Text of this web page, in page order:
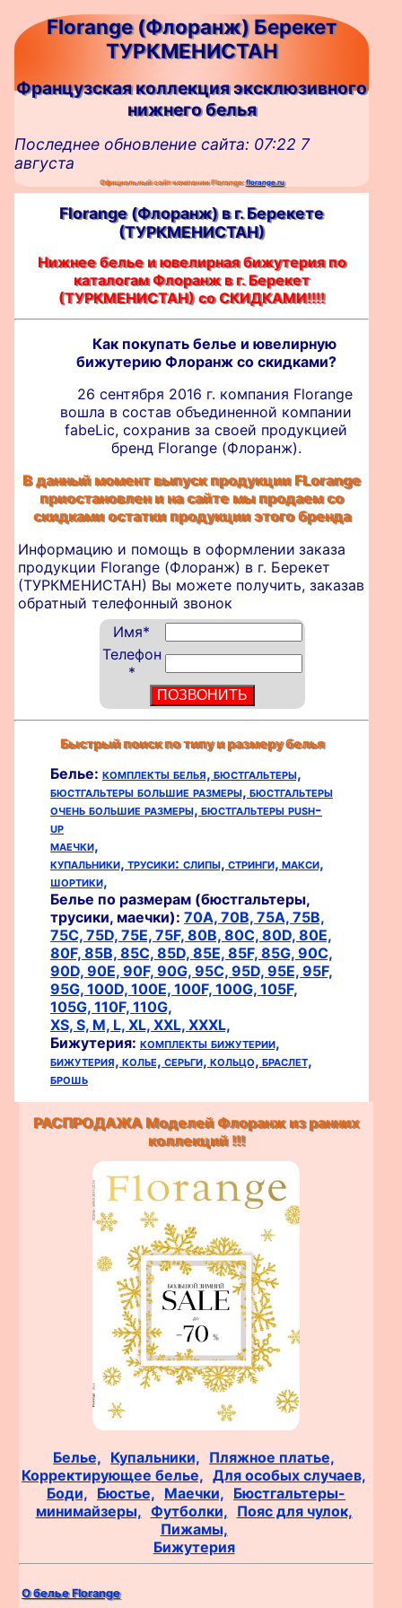
Florange (Флоранж) Берекет
ТУРКМЕНИСТАН
Французская коллекция эксклюзивного
нижнего белья
Последнее обновление сайта: 07:22 7
августа
Официальный сайт компании Florange:florange.ru
Florange (Флоранж) в г. Берекете
(ТУРКМЕНИСТАН)
Нижнее белье и ювелирная бижутерия по
каталогам Флоранж в г. Берекет
(ТУРКМЕНИСТАН) со СКИДКАМИ!!!!
Как покупать белье и ювелирную
бижутерию Флоранж со скидками?
26 сентября 2016 г. компания Florange
вошла в состав объединенной компании
fabeLic, сохранив за своей продукцией
бренд Florange (Флоранж).
В данный момент выпуск продукции FLorange
приостановлен и на сайте мы продаем со
скидками остатки продукции этого бренда
Информацию и помощь в оформлении заказа
продукции Florange (Флоранж) в г. Берекет
(ТУРКМЕНИСТАН) Вы можете получить, заказав
обратный телефонный звонок
Имя*
Телефон
*
Быстрый поиск по типу и размеру белья
Белье: комплекты белья, бюстгальтеры,
бюстгальтеры большие размеры, бюстгальтеры
очень большие размеры, бюстгальтеры push-
up
маечки,
купальники, трусики: слипы, стринги, макси,
шортики,
Белье по размерам (бюстгальтеры,
трусики, маечки): 70A, 70B, 75A, 75B,
75C, 75D, 75E, 75F, 80B, 80C, 80D, 80E,
80F, 85B, 85C, 85D, 85E, 85F, 85G, 90C,
90D, 90E, 90F, 90G, 95C, 95D, 95E, 95F,
95G, 100D, 100E, 100F, 100G, 105F,
105G, 110F, 110G,
XS, S, M, L, XL, XXL, XXXL,
Бижутерия: комплекты бижутерии,
бижутерия, колье, серьги, кольцо, браслет,
брошь
РАСПРОДАЖА Моделей Флоранж из ранних
коллекций !!!
Белье, Купальники, Пляжное платье,
Корректирующее белье, Для особых случаев,
Боди, Бюстье, Маечки, Бюстгальтеры-
минимайзеры, Футболки, Пояс для чулок,
Пижамы,
Бижутерия
О белье Florange